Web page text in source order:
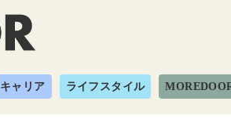
キャリア ライフスタイル